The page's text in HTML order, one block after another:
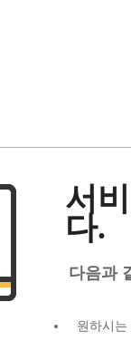
서
다.
다음과
원하시